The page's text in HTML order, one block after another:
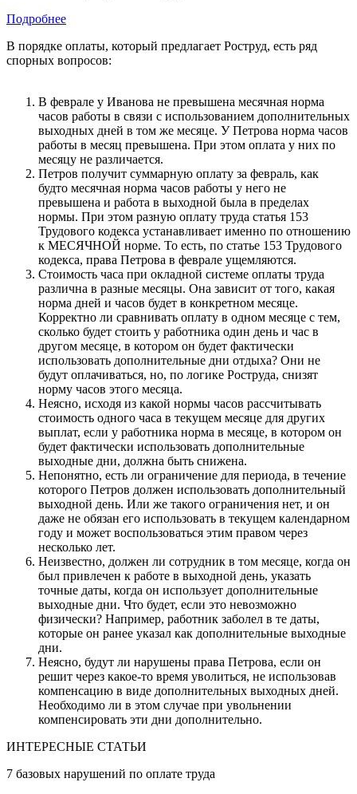
Подробнее
В порядке оплаты, который предлагает Роструд, есть ряд
спорных вопросов:
В феврале у Иванова не превышена месячная норма
часов работы в связи с использованием дополнительных
выходных дней в том же месяце. У Петрова норма часов
работы в месяц превышена. При этом оплата у них по
месяцу не различается.
Петров получит суммарную оплату за февраль, как
будто месячная норма часов работы у него не
превышена и работа в выходной была в пределах
нормы. При этом разную оплату труда статья 153
Трудового кодекса устанавливает именно по отношению
к МЕСЯЧНОЙ норме. То есть, по статье 153 Трудового
кодекса, права Петрова в феврале ущемляются.
Стоимость часа при окладной системе оплаты труда
различна в разные месяцы. Она зависит от того, какая
норма дней и часов будет в конкретном месяце.
Корректно ли сравнивать оплату в одном месяце с тем,
сколько будет стоить у работника один день и час в
другом месяце, в котором он будет фактически
использовать дополнительные дни отдыха? Они не
будут оплачиваться, но, по логике Роструда, снизят
норму часов этого месяца.
Неясно, исходя из какой нормы часов рассчитывать
стоимость одного часа в текущем месяце для других
выплат, если у работника норма в месяце, в котором он
будет фактически использовать дополнительные
выходные дни, должна быть снижена.
Непонятно, есть ли ограничение для периода, в течение
которого Петров должен использовать дополнительный
выходной день. Или же такого ограничения нет, и он
даже не обязан его использовать в текущем календарном
году и может воспользоваться этим правом через
несколько лет.
Неизвестно, должен ли сотрудник в том месяце, когда он
был привлечен к работе в выходной день, указать
точные даты, когда он использует дополнительные
выходные дни. Что будет, если это невозможно
физически? Например, работник заболел в те даты,
которые он ранее указал как дополнительные выходные
дни.
Неясно, будут ли нарушены права Петрова, если он
решит через какое-то время уволиться, не использовав
компенсацию в виде дополнительных выходных дней.
Необходимо ли в этом случае при увольнении
компенсировать эти дни дополнительно.
ИНТЕРЕСНЫЕ СТАТЬИ
7 базовых нарушений по оплате труда